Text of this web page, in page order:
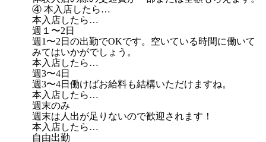
④ 本入店したら…
本入店したら…
週１〜2日
週1〜2日の出勤でOKです。空いている時間に働いて
みてはいかがでしょう。
本入店したら…
週3〜4日
週3〜4日働けばお給料も結構いただけますね。
本入店したら…
週末のみ
週末は人出が足りないので歓迎されます！
本入店したら…
自由出勤